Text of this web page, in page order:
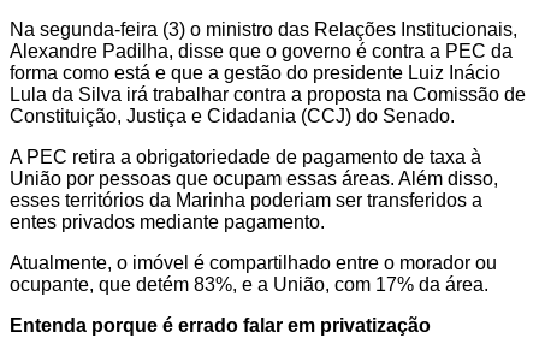
Na segunda-feira (3) o ministro das Relações Institucionais,
Alexandre Padilha, disse que o governo é contra a PEC da
forma como está e que a gestão do presidente Luiz Inácio
Lula da Silva irá trabalhar contra a proposta na Comissão de
Constituição, Justiça e Cidadania (CCJ) do Senado.
A PEC retira a obrigatoriedade de pagamento de taxa à
União por pessoas que ocupam essas áreas. Além disso,
esses territórios da Marinha poderiam ser transferidos a
entes privados mediante pagamento.
Atualmente, o imóvel é compartilhado entre o morador ou
ocupante, que detém 83%, e a União, com 17% da área.
Entenda porque é errado falar em privatização